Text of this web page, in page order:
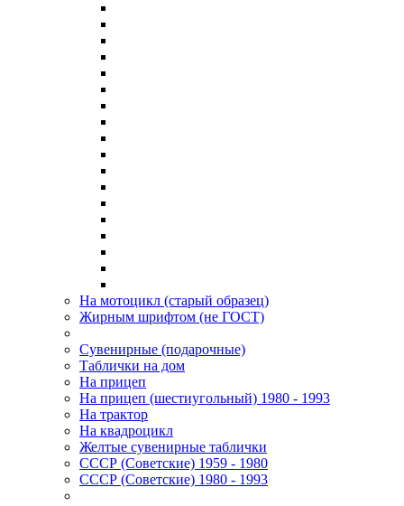
На мотоцикл (старый образец)
Жирным шрифтом (не ГОСТ)
Сувенирные (подарочные)
Таблички на дом
На прицеп
На прицеп (шестиугольный) 1980 - 1993
На трактор
На квадроцикл
Желтые сувенирные таблички
СССР (Советские) 1959 - 1980
СССР (Советские) 1980 - 1993